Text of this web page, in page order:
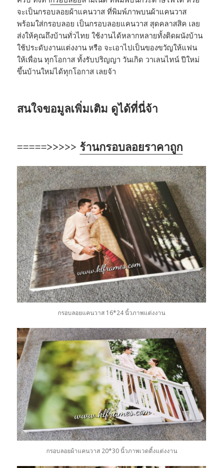
จะเป็นกรอบลอยผ้าแคนวาส ที่พิมพ์ภาพบนผ้าแคนวาส
พร้อมใส่กรอบลอย เป็นกรอบลอยแคนวาส สุดคลาสสิค เลย
ส่งให้คุณถึงบ้านทั่วไทย ใช้งานได้หลากหลายทั้งติดผนังบ้าน
ใช้ประดับงานแต่งงาน หรือ จะเอาไปเป็นของขวัญให้แฟน
ให้เพื่อน ทุกโอกาส ทั้งรับปริญญา วันเกิด วาเลนไทน์ ปีใหม่
ขึ้นบ้านใหม่ได้ทุกโอกาส เลยจ้า
สนใจขอมูลเพิ่มเติม ดูได้ที่นี่จ้า
=====>>>>> ร้านกรอบลอยราคาถูก
กรอบลอยแคนวาส 16*24 นิ้วภาพแต่งงาน
กรอบลอยผ้าแคนวาส 20*30 นิ้วภาพเวดดิ้งแต่งงาน